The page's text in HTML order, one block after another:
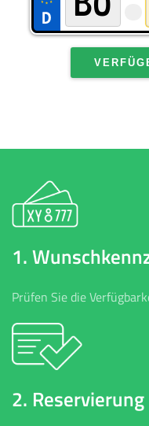
1.
Prüfen Sie die
2. Reservierung